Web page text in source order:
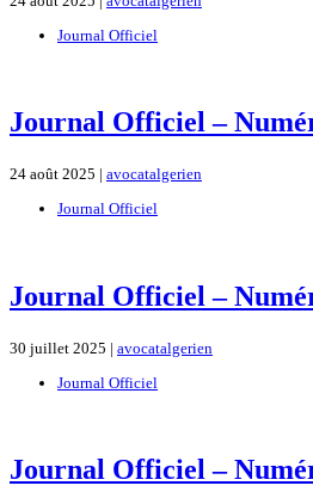
Journal Officiel
Journal Officiel –
24 août 2025 | avocatalgerien
Journal Officiel
Journal Officiel –
30 juillet 2025 | avocatalgerien
Journal Officiel
Journal Officiel –